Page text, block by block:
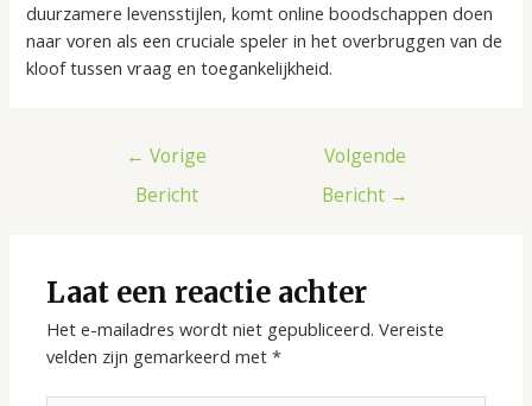
duurzamere levensstijlen, komt online boodschappen doen
naar voren als een cruciale speler in het overbruggen van de
kloof tussen vraag en toegankelijkheid.
Berichtnavigatie
← Vorige
Bericht
Volgende
Bericht →
Laat een reactie achter
Het e-mailadres wordt niet gepubliceerd. Vereiste
velden zijn gemarkeerd met*